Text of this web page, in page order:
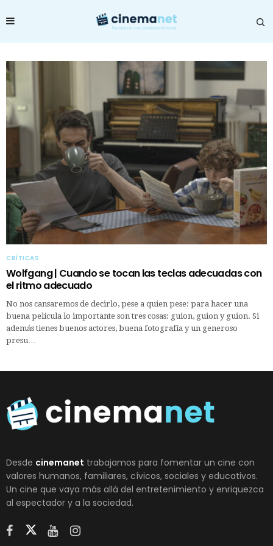
CRÍTICAS
Wolfgang | Cuando se tocan las teclas adecuadas con
el ritmo adecuado
No nos cansaremos de decirlo, pese a quien pese: para hacer una
buena película lo importante son tres cosas: guion, guion y guion. Si
además tienes buenos actores, buena fotografía y un generoso
presu…
Desde cinemanet trabajamos para fomentar un cine con
valores humanos, familiares, cívicos, sociales y educativos.
Un cine que vaya más allá del entretenimiento y enriquezca
al espectador y a la sociedad.